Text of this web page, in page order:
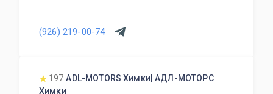
(926) 219-00-74
197 ADL-MOTORS Химки| АДЛ-МОТОРС
Химки